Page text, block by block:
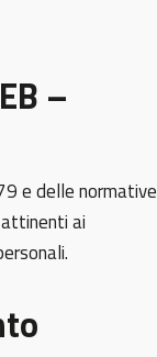
–
e delle normative
ai